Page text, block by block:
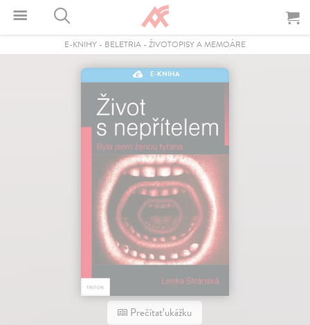
E-KNIHY - BELETRIA - ŽIVOTOPISY A MEMOÁRE
E-KNIHA
Prečítať ukážku